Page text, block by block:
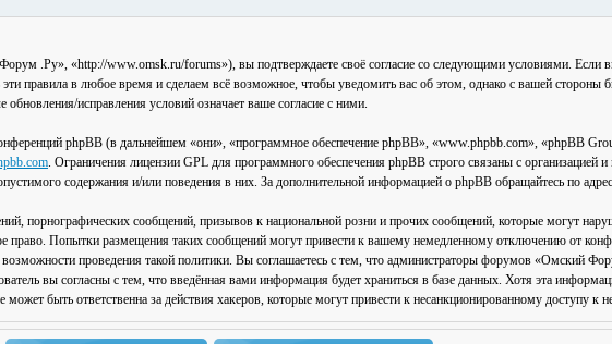
.Ру», «http://www.omsk.ru/forums»), вы подтверждаете своё согласие со следующими условиями. Если
правила в любое время и сделаем всё возможное, чтобы уведомить вас об этом, однако с вашей стороны
исправления условий означает ваше согласие с ними.
phpBB (в дальнейшем «они», «программное обеспечение phpBB», «www.phpbb.com», «phpBB
. Ограничения лицензии GPL для программного обеспечения phpBB строго связаны с организацией
содержания и/или поведения в них. За дополнительной информацией о phpBB обращайтесь по
порнографических сообщений, призывов к национальной розни и прочих сообщений, которые могут
Попытки размещения таких сообщений могут привести к вашему немедленному отключению от
проведения такой политики. Вы соглашаетесь с тем, что администраторы форумов «Омский
вы согласны с тем, что введённая вами информация будет храниться в базе данных. Хотя эта
быть ответственна за действия хакеров, которые могут привести к несанкционированному доступу к